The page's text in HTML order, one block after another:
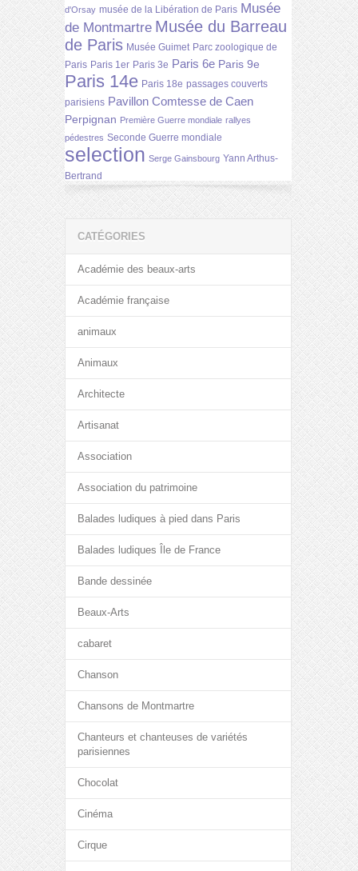
d'Orsay musée de la Libération de Paris Musée
de Montmartre Musée du Barreau
de Paris Musée Guimet Parc zoologique de
Paris Paris 1er Paris 3e Paris 6e Paris 9e
Paris 14e Paris 18e passages couverts
parisiens Pavillon Comtesse de Caen
Perpignan Première Guerre mondiale rallyes
pédestres Seconde Guerre mondiale
selection Serge Gainsbourg Yann Arthus-
Bertrand
CATÉGORIES
Académie des beaux-arts
Académie française
animaux
Animaux
Architecte
Artisanat
Association
Association du patrimoine
Balades ludiques à pied dans Paris
Balades ludiques Île de France
Bande dessinée
Beaux-Arts
cabaret
Chanson
Chansons de Montmartre
Chanteurs et chanteuses de variétés
parisiennes
Chocolat
Cinéma
Cirque